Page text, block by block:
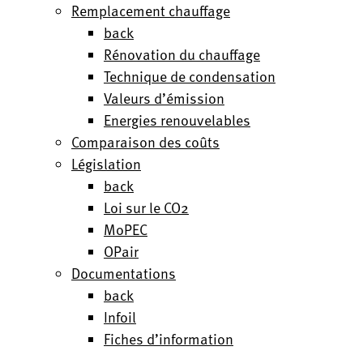
Remplacement chauffage
back
Rénovation du chauffage
Technique de condensation
Valeurs d’émission
Energies renouvelables
Comparaison des coûts
Législation
back
Loi sur le CO2
MoPEC
OPair
Documentations
back
Infoil
Fiches d’information